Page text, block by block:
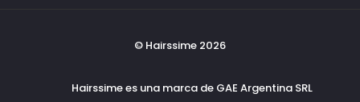
© Hairssime 2026
Hairssime es una marca de GAE Argentina SRL